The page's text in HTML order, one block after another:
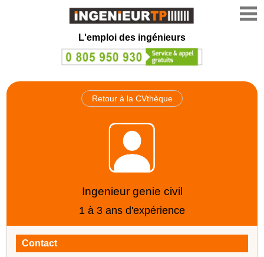
L'emploi des ingénieurs
Retour à la CVthèque
Ingenieur genie civil
1 à 3 ans d'expérience
Contact